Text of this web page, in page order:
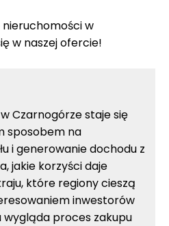
nieruchomości w
w naszej ofercie!
Czarnogórze staje się
sposobem na
i generowanie dochodu z
jakie korzyści daje
które regiony cieszą
inwestorów
proces zakupu